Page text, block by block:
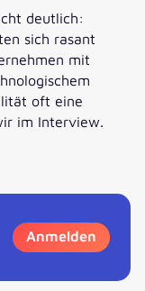
deutlich:
sich rasant
mit
oft eine
im Interview.
Anmelden